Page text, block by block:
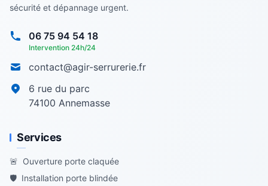
sécurité et dépannage urgent.
06 75 94 54 18
Intervention 24h/24
contact@agir-serrurerie.fr
6 rue du parc
74100 Annemasse
Services
🚨 Ouverture porte claquée
🛡️ Installation porte blindée